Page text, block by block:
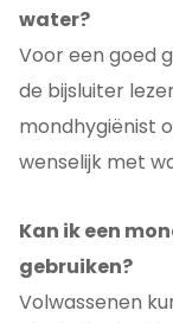
water?
Voor een goed
de bijsluiter
mondhygiënist
wenselijk met
Kan ik een
gebruiken?
Volwassenen